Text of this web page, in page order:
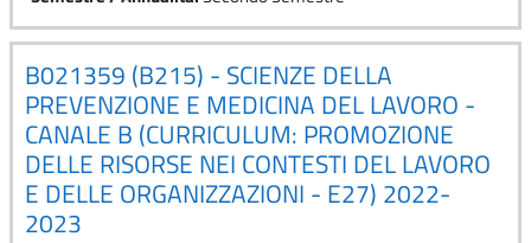
B021359 (B215) - SCIENZE DELLA
PREVENZIONE E MEDICINA DEL LAVORO -
CANALE B (CURRICULUM: PROMOZIONE
DELLE RISORSE NEI CONTESTI DEL LAVORO
E DELLE ORGANIZZAZIONI - E27) 2022-
2023